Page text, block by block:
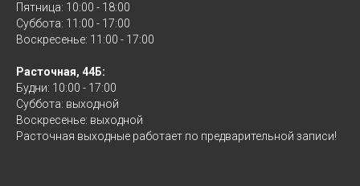
Пятница: 10:00 - 18:00
Суббота: 11:00 - 17:00
Воскресенье: 11:00 - 17:00
Расточная, 44Б:
Будни: 10:00 - 17:00
Суббота: выходной
Воскресенье: выходной
Расточная выходные работает по предварительной записи!